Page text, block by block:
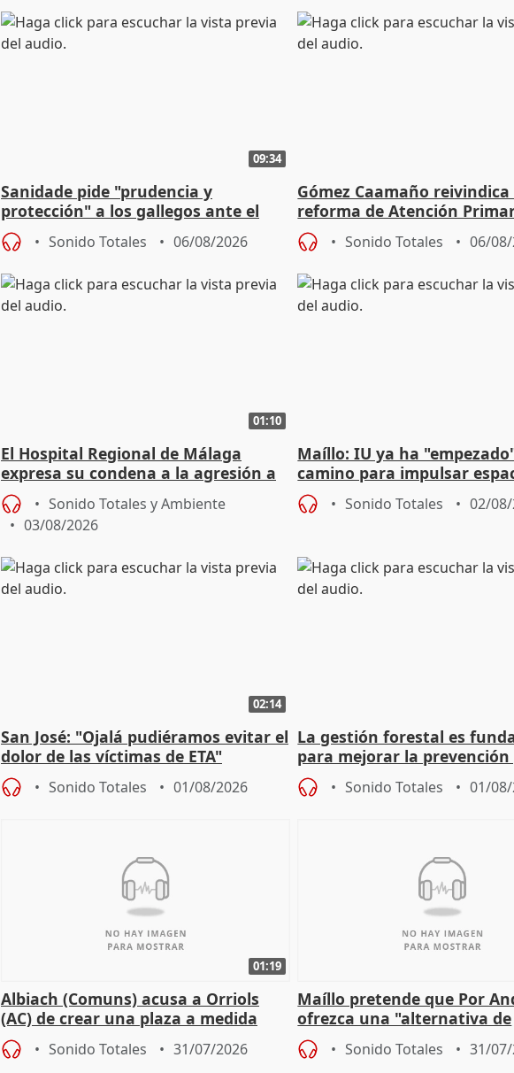
09:34
Sanidade pide "prudencia y
protección" a los gallegos ante el
eclipse del 12 de agosto
Sonido Totales 06/08/2026
Gómez Caamaño reivindica
reforma de Atención
reforzará la autogestión
Sonido Totales 06/
01:10
El Hospital Regional de Málaga
expresa su condena a la agresión a
dos enfermeras de Urgencias
Sonido Totales y Ambiente
03/08/2026
Maíllo: IU ya ha
camino para impulsar
unitarios para las
Sonido Totales 02/
02:14
San José: "Ojalá pudiéramos evitar el
dolor de las víctimas de ETA"
Sonido Totales 01/08/2026
La gestión forestal es
para mejorar la prevención
actuación frente a incendios
Sonido Totales 01/
01:19
Albiach (Comuns) acusa a Orriols
(AC) de crear una plaza a medida
para su hija en Ripoll (Girona)
Sonido Totales 31/07/2026
Maíllo pretende que Por
ofrezca una "alternativa de
gobierno" con su labor de
Sonido Totales 31/